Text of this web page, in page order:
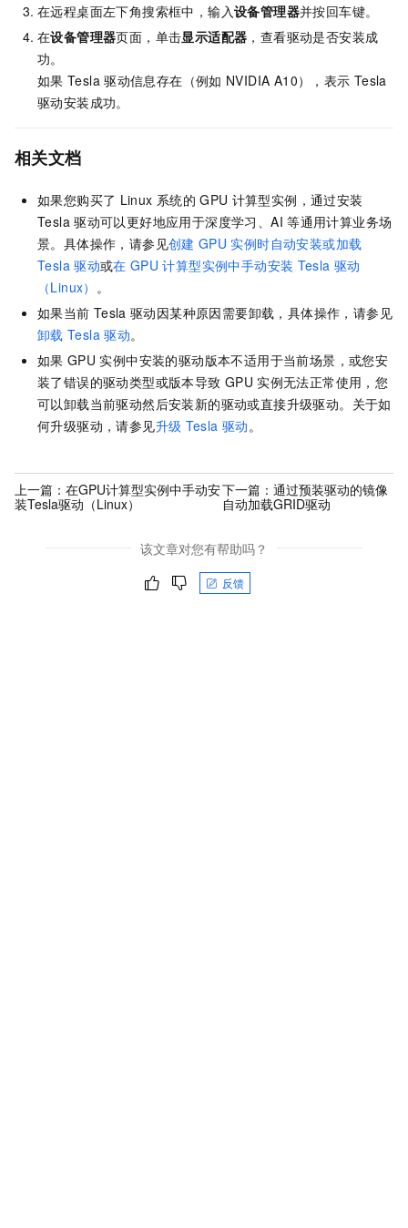
在远程桌面左下角搜索框中，输入设备管理器并按回车键。
在设备管理器页面，单击显示适配器 ，查看驱动是否安装成
功。
如果 Tesla 驱动信息存在（例如 NVIDIA A10），表示 Tesla
驱动安装成功。
相关文档
如果您购买了 Linux 系统的 GPU 计算型实例，通过安装
Tesla 驱动可以更好地应用于深度学习、AI 等通用计算业务场
景。具体操作，请参见创建 GPU 实例时自动安装或加载
Tesla 驱动或在 GPU 计算型实例中手动安装 Tesla 驱动
（Linux） 。
如果当前 Tesla 驱动因某种原因需要卸载，具体操作，请参见
卸载 Tesla 驱动。
如果 GPU 实例中安装的驱动版本不适用于当前场景，或您安
装了错误的驱动类型或版本导致 GPU 实例无法正常使用，您
可以卸载当前驱动然后安装新的驱动或直接升级驱动。关于如
何升级驱动，请参见升级 Tesla 驱动 。
上一篇： 在GPU计算型实例中手动安
装Tesla驱动（Linux）
下一篇： 通过预装驱动的镜像
自动加载GRID驱动
该文章对您有帮助吗？
反馈